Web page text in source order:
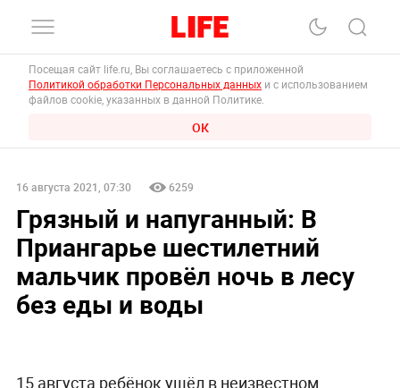
Посещая сайт life.ru, Вы соглашаетесь с приложенной
Политикой обработки Персональных данных и с использованием
файлов cookie, указанных в данной Политике.
ОК
16 августа 2021, 07:30 6259
Грязный и напуганный: В
Приангарье шестилетний
мальчик провёл ночь в лесу
без еды и воды
15 августа ребёнок ушёл в неизвестном